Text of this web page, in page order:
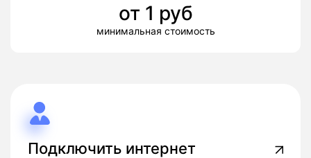
от 1 руб
минимальная стоимость
Подключить интернет